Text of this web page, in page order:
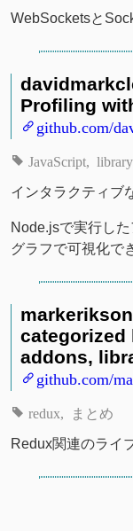
WebSocketsと
Profiling
github.com/
JavaScript library
インタラクティブ
Node.jsで実行し
グラフで可視化で
categorized
addons,
github.com/
redux まとめ
Redux関連のライ